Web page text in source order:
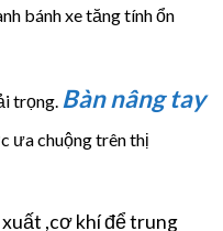
bánh xe tăng tính ổn
trọng. Bàn nâng tay
ưa chuộng trên thị
,cơ khí để trung